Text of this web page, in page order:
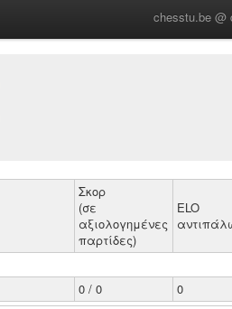
chesstu.be @
Σκορ
(σε
αξιολογημένες
παρτίδες)
ELO
0 / 0 0